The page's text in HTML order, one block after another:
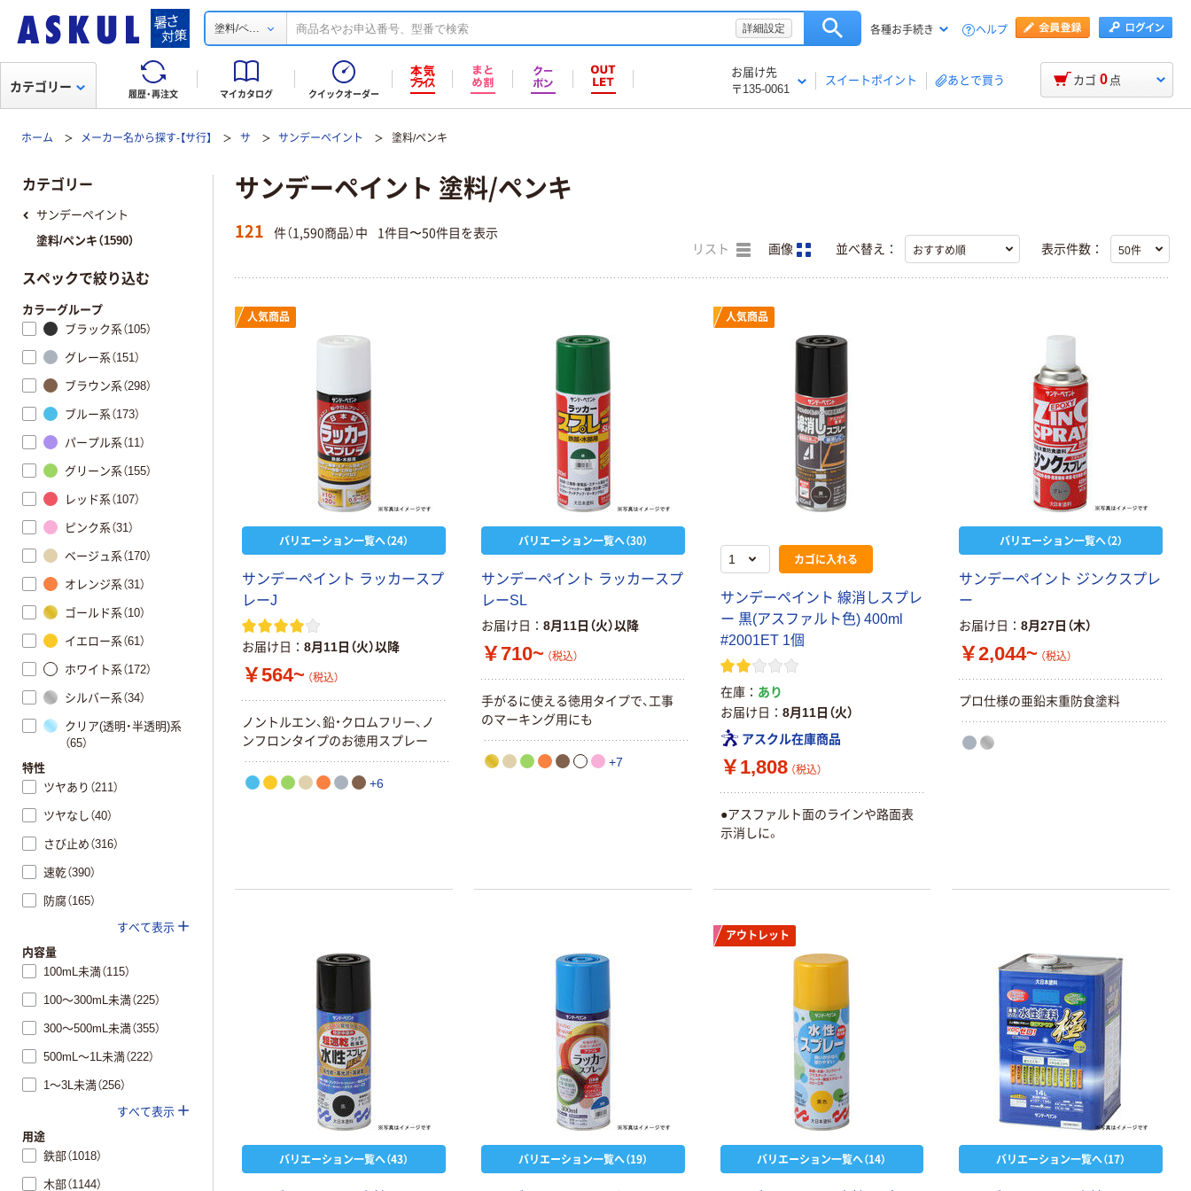
塗料/ペ... 詳細設定 各種お手続き ヘルプ
履歴・再注文 マイカタログ クイックオーダー
お届け先
〒135-0061
スイートポイント あとで買う
カテゴリー カゴ 0 点
ホーム メーカー名から探す-【サ行】 サ サンデーペイント 塗料/ペンキ
サンデーペイント 塗料/ペンキ
121 件（1,590商品）中 1件目〜50件目を表示
リスト 画像 並べ替え： 表示件数：
人気商品
バリエーション一覧へ（24）
サンデーペイント ラッカースプ
レーJ
お届け日 8月11日（火）以降
￥564~ （税込）
ノントルエン、鉛・クロムフリー、ノ
ンフロンタイプのお徳用スプレー
+6
バリエーション一覧へ（30）
サンデーペイント ラッカースプ
レーSL
お届け日 8月11日（火）以降
￥710~ （税込）
手がるに使える徳用タイプで、工事
のマーキング用にも
+7
人気商品
カゴに入れる
サンデーペイント 線消しスプレ
ー 黒(アスファルト色) 400ml
#2001ET 1個
在庫
あり
お届け日
8月11日（火）
アスクル在庫商品
￥1,808 （税込）
●アスファルト面のラインや路面表
示消しに。
バリエーション一覧へ（2）
サンデーペイント ジンクスプレ
ー
お届け日 8月27日（木）
￥2,044~ （税込）
プロ仕様の亜鉛末重防食塗料
バリエーション一覧へ（43） バリエーション一覧へ（19）
アウトレット
バリエーション一覧へ（14） バリエーション一覧へ（17）
カテゴリー
サンデーペイント
塗料/ペンキ（1590）
スペックで絞り込む
カラーグループ
ブラック系（105）
グレー系（151）
ブラウン系（298）
ブルー系（173）
パープル系（11）
グリーン系（155）
レッド系（107）
ピンク系（31）
ベージュ系（170）
オレンジ系（31）
ゴールド系（10）
イエロー系（61）
ホワイト系（172）
シルバー系（34）
クリア(透明・半透明)系
（65）
特性
ツヤあり（211）
ツヤなし（40）
さび止め（316）
速乾（390）
防腐（165）
すべて表示
内容量
100mL未満（115）
100～300mL未満（225）
300～500mL未満（355）
500mL～1L未満（222）
1～3L未満（256）
すべて表示
用途
鉄部（1018）
木部（1144）